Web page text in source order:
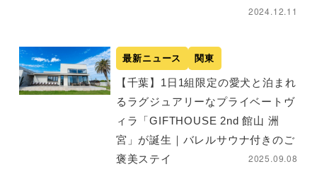
2024.12.11
最新ニュース 関東
【千葉】1日1組限定の愛犬と泊まれ
るラグジュアリーなプライベートヴ
ィラ「GIFTHOUSE 2nd 館山 洲
宮」が誕生｜バレルサウナ付きのご
褒美ステイ
2025.09.08